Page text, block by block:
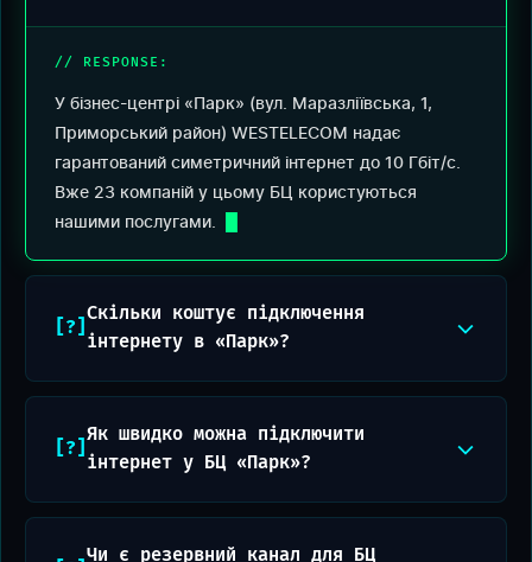
У бізнес-центрі «Парк» (вул. Маразліївська, 1,
Приморський район) WESTELECOM надає
гарантований симетричний інтернет до 10 Гбіт/с.
Вже 23 компаній у цьому БЦ користуються
нашими послугами.
Скільки коштує підключення
інтернету в «Парк»?
Як швидко можна підключити
інтернет у БЦ «Парк»?
Чи є резервний канал для БЦ